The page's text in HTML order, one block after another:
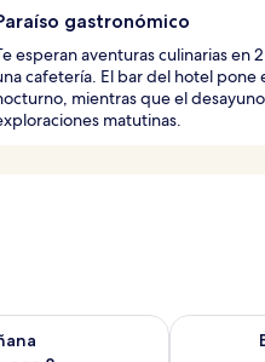
gastronómico
esperan aventuras culinarias en
cafetería. El bar del hotel pone
mientras que el
matutinas.
para mañana ago 7 -
Consulta